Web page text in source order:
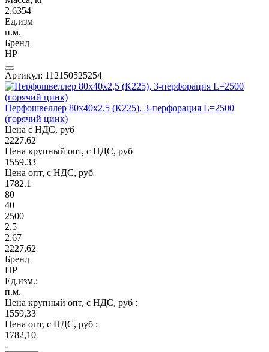
2.6354
Ед.изм
п.м.
Бренд
НР
Артикул: 112150525254
Перфошвеллер 80х40х2,5 (К225), 3-перфорация L=2500
(горячий цинк)
Цена с НДС, руб
2227.62
Цена крупный опт, с НДС, руб
1559.33
Цена опт, с НДС, руб
1782.1
80
40
2500
2.5
2.67
2227,62
Бренд
НР
Ед.изм.:
п.м.
Цена крупный опт, с НДС, руб :
1559,33
Цена опт, с НДС, руб :
1782,10
-